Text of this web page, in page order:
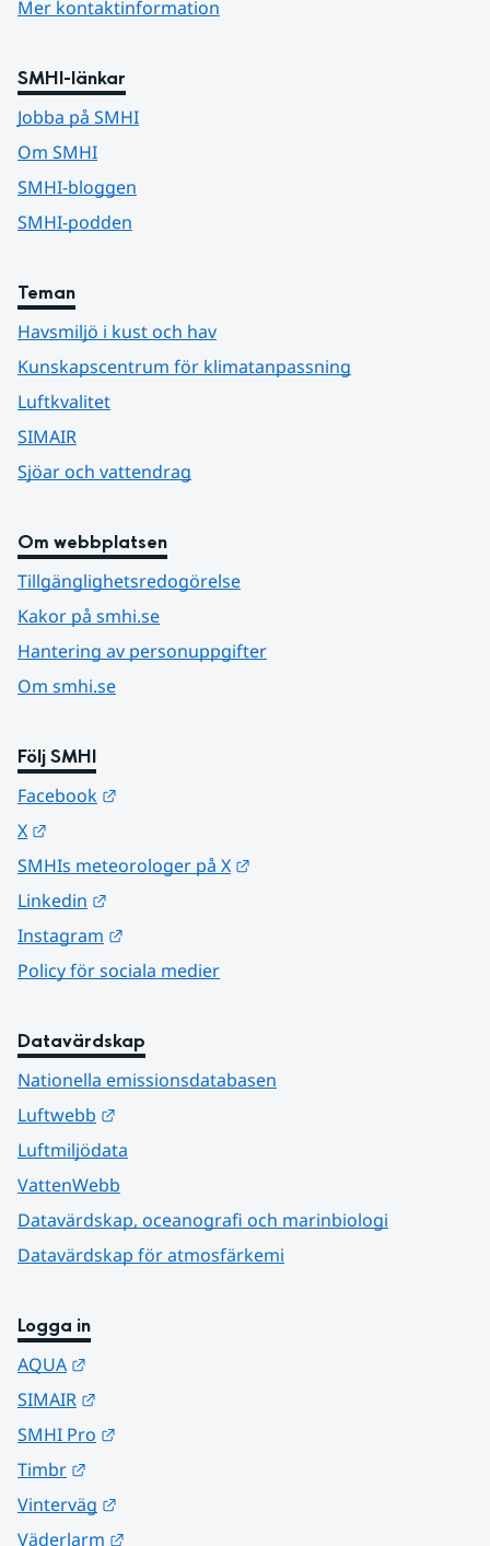
Mer kontaktinformation
SMHI-länkar
Jobba på SMHI
Om SMHI
SMHI-bloggen
SMHI-podden
Teman
Havsmiljö i kust och hav
Kunskapscentrum för klimatanpassning
Luftkvalitet
SIMAIR
Sjöar och vattendrag
Om webbplatsen
Tillgänglighetsredogörelse
Kakor på smhi.se
Hantering av personuppgifter
Om smhi.se
Följ SMHI
Facebook
X
SMHIs meteorologer på X
Linkedin
Instagram
Policy för sociala medier
Datavärdskap
Nationella emissionsdatabasen
Luftwebb
Luftmiljödata
VattenWebb
Datavärdskap, oceanografi och marinbiologi
Datavärdskap för atmosfärkemi
Logga in
AQUA
SIMAIR
SMHI Pro
Timbr
Vinterväg
Väderlarm